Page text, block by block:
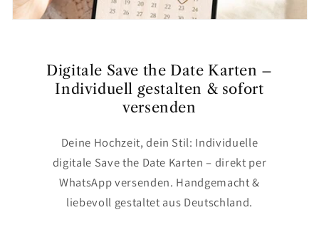
Digitale Save the Date Karten –
Individuell gestalten & sofort
versenden
Deine Hochzeit, dein Stil: Individuelle
digitale Save the Date Karten – direkt per
WhatsApp versenden. Handgemacht &
liebevoll gestaltet aus Deutschland.